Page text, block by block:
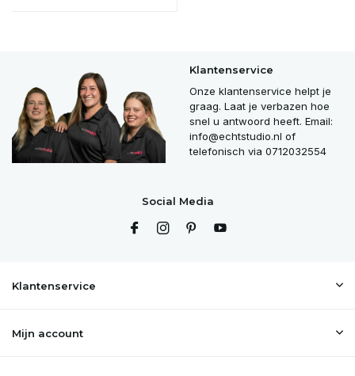
Klantenservice
Onze klantenservice helpt je
graag. Laat je verbazen hoe
snel u antwoord heeft. Email:
info@echtstudio.nl of
telefonisch via 0712032554
Social Media
Klantenservice
Mijn account